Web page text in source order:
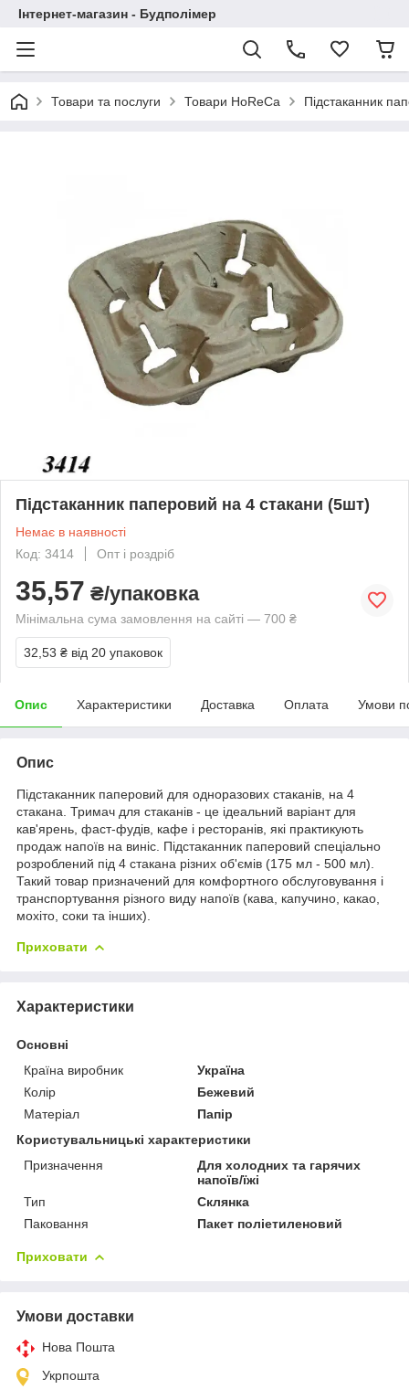
Інтернет-магазин - Будполімер
Товари та послуги Товари HoReCa Підстаканник
Підстаканник паперовий на 4 стакани (5шт)
Немає в наявності
Код: 3414
Опт і роздріб
35,57 ₴/упаковка
Мінімальна сума замовлення на сайті — 700 ₴
32,53 ₴ від 20 упаковок
Опис Характеристики Доставка Оплата Умови
Опис
Підстаканник паперовий для одноразових стаканів, на 4
стакана. Тримач для стаканів - це ідеальний варіант для
кав'ярень, фаст-фудів, кафе і ресторанів, які практикують
продаж напоїв на виніс. Підстаканник паперовий спеціально
розроблений під 4 стакана різних об'ємів (175 мл - 500 мл).
Такий товар призначений для комфортного обслуговування і
транспортування різного виду напоїв (кава, капучино, какао,
мохіто, соки та інших).
Приховати
Характеристики
Основні
Країна виробник
Україна
Колір
Бежевий
Матеріал
Папір
Користувальницькі характеристики
Призначення
Для холодних та гарячих
напоїв/їжі
Тип
Склянка
Паковання
Пакет поліетиленовий
Приховати
Умови доставки
Нова Пошта
Укрпошта